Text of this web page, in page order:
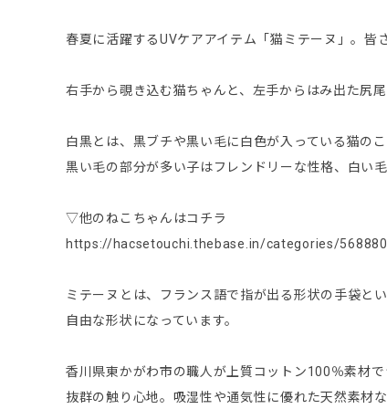
春夏に活躍するUVケアアイテム「猫ミテーヌ」。皆
右手から覗き込む猫ちゃんと、左手からはみ出た尻
白黒とは、黒ブチや黒い毛に白色が入っている猫の
黒い毛の部分が多い子はフレンドリーな性格、白い
▽他のねこちゃんはコチラ
https://hacsetouchi.thebase.in/categories/
ミテーヌとは、フランス語で指が出る形状の手袋と
自由な形状になっています。
香川県東かがわ市の職人が上質コットン100％素材
抜群の触り心地。吸湿性や通気性に優れた天然素材